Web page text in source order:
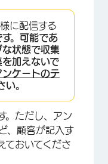
に配信する
。可能であ
状態で収集
を加えないで
ンケートのテ
い。
。ただし、アン
、顧客が記入す
ておいてくださ